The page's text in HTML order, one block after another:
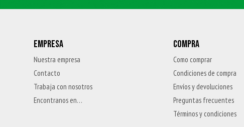
EMPRESA
Nuestra empresa
Contacto
Trabaja con nosotros
Encontranos en…
COMPRA
Como comprar
Condiciones de compra
Envíos y devoluciones
Preguntas frecuentes
Términos y condiciones